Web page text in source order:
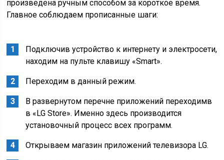
произведена ручным способом за короткое время.
Главное соблюдаем прописанные шаги:
Подключив устройство к интернету и электросети,
находим на пульте клавишу «Smart».
Переходим в данный режим.
В развернутом перечне приложений переходимв
в «LG Store». Именно здесь производится
установочный процесс всех программ.
Открываем магазин приложений телевизора LG.